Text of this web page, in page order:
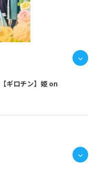
imakimi?m=0yejhge
ギロチン】姫 on